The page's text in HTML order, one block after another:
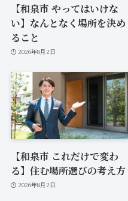
【和泉市 やってはいけな
い】なんとなく場所を決め
ること
2026年8月2日
【和泉市 これだけで変わ
る】住む場所選びの考え方
2026年8月2日